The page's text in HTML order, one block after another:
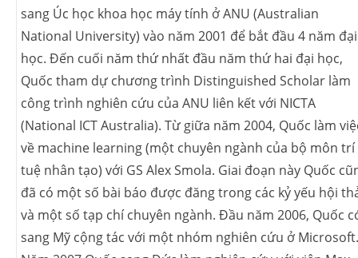
sang Úc học khoa học máy tính ở ANU (Australian
National University) vào năm 2001 để bắt đầu 4 năm đại
học. Đến cuối năm thứ nhất đầu năm thứ hai đại học,
Quốc tham dự chương trình Distinguished Scholar làm
công trình nghiên cứu của ANU liên kết với NICTA
(National ICT Australia). Từ giữa năm 2004, Quốc làm
về machine learning (một chuyên ngành của bộ môn trí
tuệ nhân tạo) với GS Alex Smola. Giai đoạn này Quốc
đã có một số bài báo được đăng trong các kỷ yếu hội
và một số tạp chí chuyên ngành. Đầu năm 2006, Quốc
sang Mỹ cộng tác với một nhóm nghiên cứu ở Microsoft.